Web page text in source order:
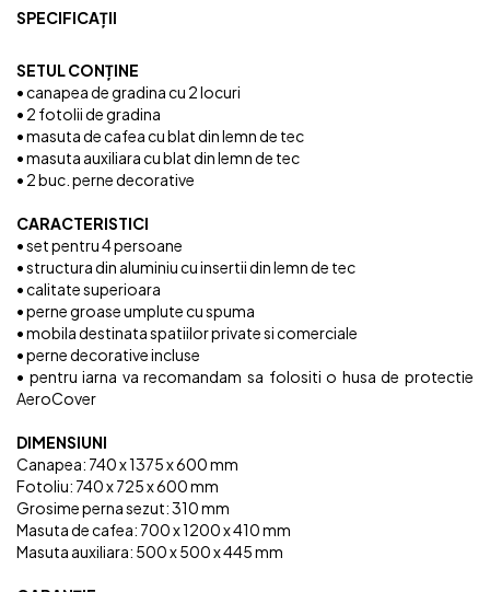
SPECIFICAȚII
SETUL CONȚINE
• canapea de gradina cu 2 locuri
• 2 fotolii de gradina
• masuta de cafea cu blat din lemn de tec
• masuta auxiliara cu blat din lemn de tec
• 2 buc. perne decorative
CARACTERISTICI
• set pentru 4 persoane
• structura din aluminiu cu insertii din lemn de tec
• calitate superioara
• perne groase umplute cu spuma
• mobila destinata spatiilor private si comerciale
• perne decorative incluse
• pentru iarna va recomandam sa folositi o husa de protectie
AeroCover
DIMENSIUNI
Canapea: 740 x 1375 x 600 mm
Fotoliu: 740 x 725 x 600 mm
Grosime perna sezut: 310 mm
Masuta de cafea: 700 x 1200 x 410 mm
Masuta auxiliara: 500 x 500 x 445 mm